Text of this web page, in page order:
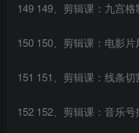
149 149、剪辑课：九宫格
150 150、剪辑课：电影
151 151、剪辑课：线条
152 152、剪辑课：音乐号